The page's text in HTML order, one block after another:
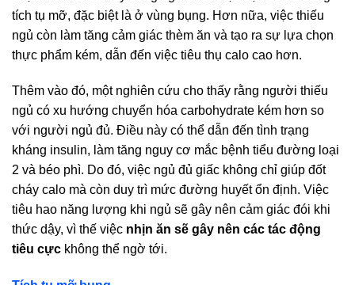
tích tụ mỡ, đặc biệt là ở vùng bụng. Hơn nữa, việc thiếu
ngủ còn làm tăng cảm giác thèm ăn và tạo ra sự lựa chọn
thực phẩm kém, dẫn đến việc tiêu thụ calo cao hơn.
Thêm vào đó, một nghiên cứu cho thấy rằng người thiếu
ngủ có xu hướng chuyển hóa carbohydrate kém hơn so
với người ngủ đủ. Điều này có thể dẫn đến tình trạng
kháng insulin, làm tăng nguy cơ mắc bệnh tiểu đường loại
2 và béo phì. Do đó, việc ngủ đủ giấc không chỉ giúp đốt
cháy calo mà còn duy trì mức đường huyết ổn định. Việc
tiêu hao năng lượng khi ngủ sẽ gây nên cảm giác đói khi
thức dậy, vì thế việc nhịn ăn sẽ gây nên các tác động
tiêu cực không thể ngờ tới.